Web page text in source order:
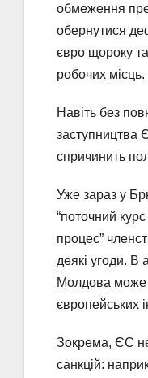
обмеження
обернутися
євро щороку
робочих місць.
Навіть без
заступництва
спричинить
Уже зараз у
“поточний
процес”
деякі угоди. В
Молдова може
європейських
Зокрема, ЄС
санкцій: